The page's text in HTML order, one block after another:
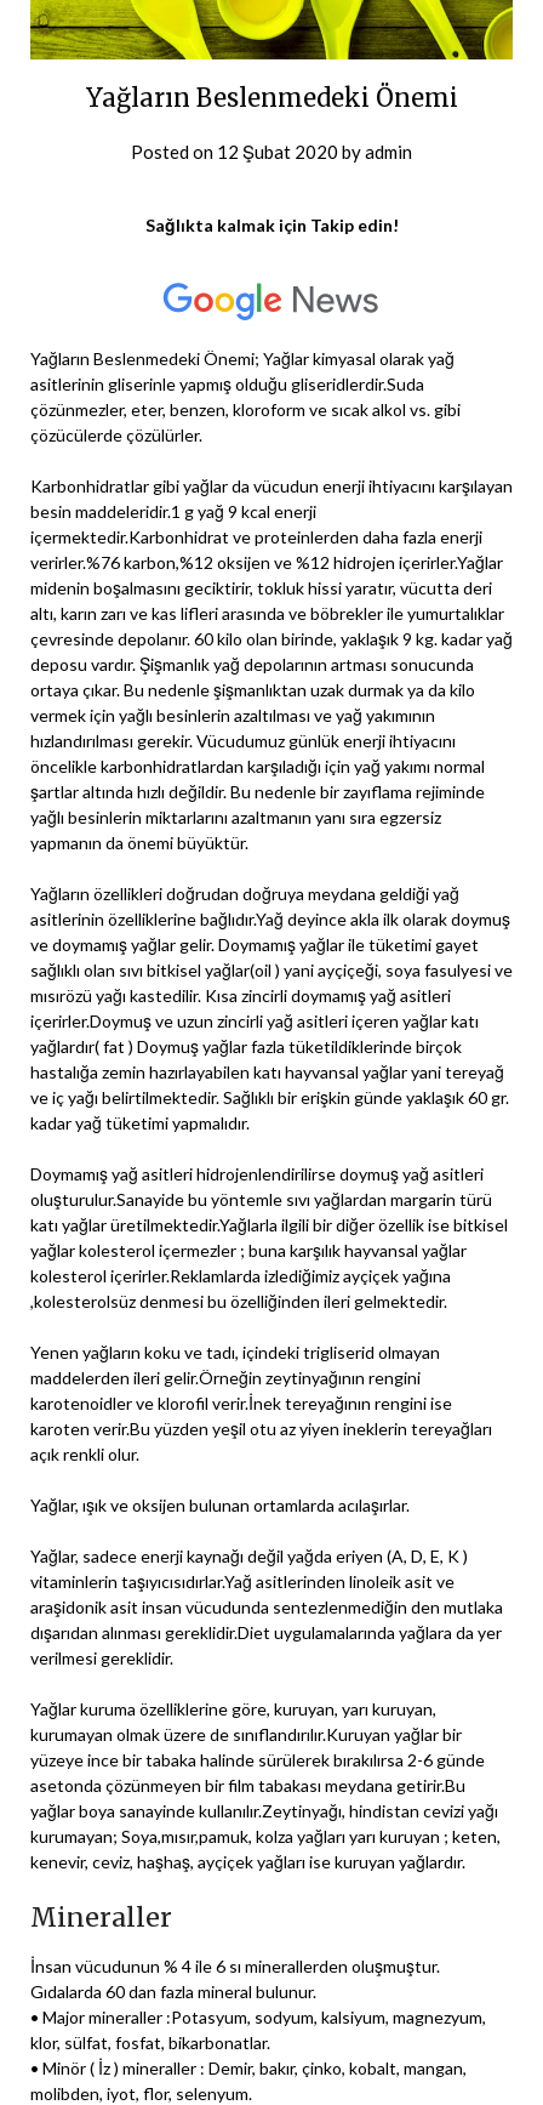
Yağların Beslenmedeki Önemi
Posted on 12 Şubat 2020 byadmin
Sağlıkta kalmak için Takip edin!
Yağların Beslenmedeki Önemi; Yağlar kimyasal olarak yağ
asitlerinin gliserinle yapmış olduğu gliseridlerdir.Suda
çözünmezler, eter, benzen, kloroform ve sıcak alkol vs. gibi
çözücülerde çözülürler.
Karbonhidratlar gibi yağlar da vücudun enerji ihtiyacını karşılayan
besin maddeleridir.1 g yağ 9 kcal enerji
içermektedir.Karbonhidrat ve proteinlerden daha fazla enerji
verirler.%76 karbon,%12 oksijen ve %12 hidrojen içerirler.Yağlar
midenin boşalmasını geciktirir, tokluk hissi yaratır, vücutta deri
altı, karın zarı ve kas lifleri arasında ve böbrekler ile yumurtalıklar
çevresinde depolanır. 60 kilo olan birinde, yaklaşık 9 kg. kadar yağ
deposu vardır. Şişmanlık yağ depolarının artması sonucunda
ortaya çıkar. Bu nedenle şişmanlıktan uzak durmak ya da kilo
vermek için yağlı besinlerin azaltılması ve yağ yakımının
hızlandırılması gerekir. Vücudumuz günlük enerji ihtiyacını
öncelikle karbonhidratlardan karşıladığı için yağ yakımı normal
şartlar altında hızlı değildir. Bu nedenle bir zayıflama rejiminde
yağlı besinlerin miktarlarını azaltmanın yanı sıra egzersiz
yapmanın da önemi büyüktür.
Yağların özellikleri doğrudan doğruya meydana geldiği yağ
asitlerinin özelliklerine bağlıdır.Yağ deyince akla ilk olarak doymuş
ve doymamış yağlar gelir. Doymamış yağlar ile tüketimi gayet
sağlıklı olan sıvı bitkisel yağlar(oil ) yani ayçiçeği, soya fasulyesi ve
mısırözü yağı kastedilir. Kısa zincirli doymamış yağ asitleri
içerirler.Doymuş ve uzun zincirli yağ asitleri içeren yağlar katı
yağlardır( fat ) Doymuş yağlar fazla tüketildiklerinde birçok
hastalığa zemin hazırlayabilen katı hayvansal yağlar yani tereyağ
ve iç yağı belirtilmektedir. Sağlıklı bir erişkin günde yaklaşık 60 gr.
kadar yağ tüketimi yapmalıdır.
Doymamış yağ asitleri hidrojenlendirilirse doymuş yağ asitleri
oluşturulur.Sanayide bu yöntemle sıvı yağlardan margarin türü
katı yağlar üretilmektedir.Yağlarla ilgili bir diğer özellik ise bitkisel
yağlar kolesterol içermezler ; buna karşılık hayvansal yağlar
kolesterol içerirler.Reklamlarda izlediğimiz ayçiçek yağına
,kolesterolsüz denmesi bu özelliğinden ileri gelmektedir.
Yenen yağların koku ve tadı, içindeki trigliserid olmayan
maddelerden ileri gelir.Örneğin zeytinyağının rengini
karotenoidler ve klorofil verir.İnek tereyağının rengini ise
karoten verir.Bu yüzden yeşil otu az yiyen ineklerin tereyağları
açık renkli olur.
Yağlar, ışık ve oksijen bulunan ortamlarda acılaşırlar.
Yağlar, sadece enerji kaynağı değil yağda eriyen (A, D, E, K )
vitaminlerin taşıyıcısıdırlar.Yağ asitlerinden linoleik asit ve
araşidonik asit insan vücudunda sentezlenmediğin den mutlaka
dışarıdan alınması gereklidir.Diet uygulamalarında yağlara da yer
verilmesi gereklidir.
Yağlar kuruma özelliklerine göre, kuruyan, yarı kuruyan,
kurumayan olmak üzere de sınıflandırılır.Kuruyan yağlar bir
yüzeye ince bir tabaka halinde sürülerek bırakılırsa 2-6 günde
asetonda çözünmeyen bir film tabakası meydana getirir.Bu
yağlar boya sanayinde kullanılır.Zeytinyağı, hindistan cevizi yağı
kurumayan; Soya,mısır,pamuk, kolza yağları yarı kuruyan ; keten,
kenevir, ceviz, haşhaş, ayçiçek yağları ise kuruyan yağlardır.
Mineraller
İnsan vücudunun % 4 ile 6 sı minerallerden oluşmuştur.
Gıdalarda 60 dan fazla mineral bulunur.
• Major mineraller :Potasyum, sodyum, kalsiyum, magnezyum,
klor, sülfat, fosfat, bikarbonatlar.
• Minör ( İz ) mineraller : Demir, bakır, çinko, kobalt, mangan,
molibden, iyot, flor, selenyum.